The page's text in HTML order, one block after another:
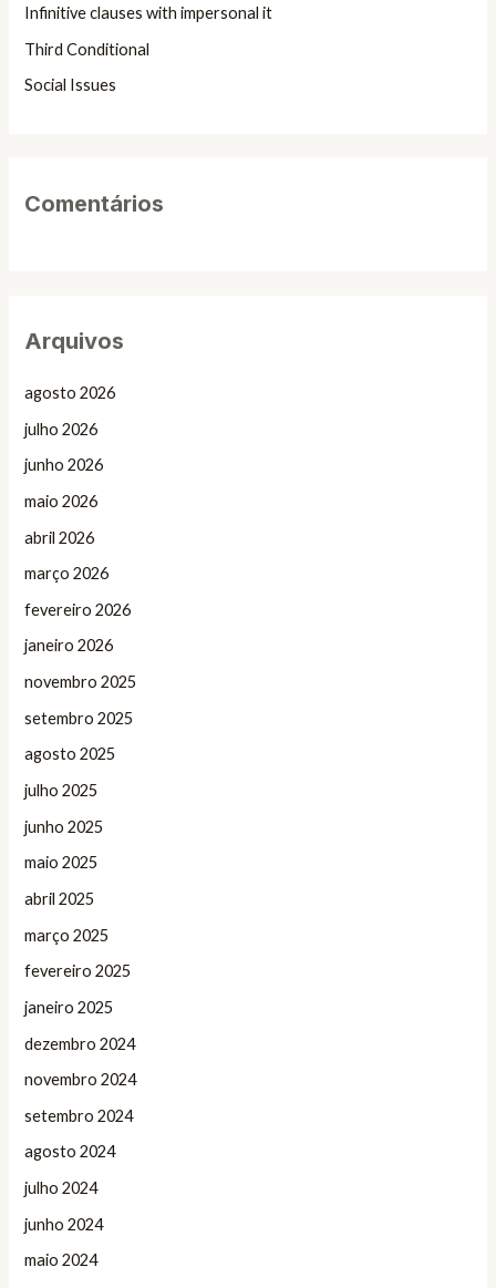
p
o
Infinitive clauses with impersonal it
Third Conditional
Social Issues
Comentários
Arquivos
agosto 2026
julho 2026
junho 2026
maio 2026
abril 2026
março 2026
fevereiro 2026
janeiro 2026
novembro 2025
setembro 2025
agosto 2025
julho 2025
junho 2025
maio 2025
abril 2025
março 2025
fevereiro 2025
janeiro 2025
dezembro 2024
novembro 2024
setembro 2024
agosto 2024
julho 2024
junho 2024
maio 2024